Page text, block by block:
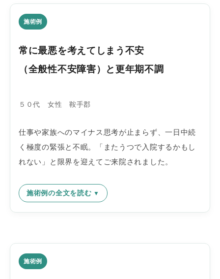
施術例
常に最悪を考えてしまう不安
（全般性不安障害）と更年期不調
５０代 女性 鞍手郡
仕事や家族へのマイナス思考が止まらず、一日中続
く極度の緊張と不眠。「またうつで入院するかもし
れない」と限界を迎えてご来院されました。
施術例の全文を読む
施術例